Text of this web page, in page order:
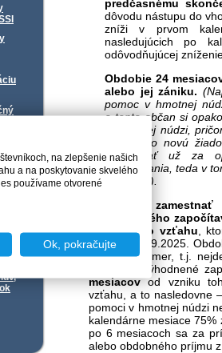
predčasnému
dôvodu nástupu do
zníži v prvom
nasledujúcich po
odôvodňujúcej
Obdobie 24
alebo jej zániku.
pomoc v hmotnej
a tento občan si
v hmotnej núdzi,
keď ide o novú
považovať už za
zamestnania, teda v
1 mesiac).
Motivácia
zvýhodneného
pracovného vzťahu ,
a to od 01.09.2025.
služobný pomer, t.j.
pomeru. Zvýhodnené
mesiacovod vzniku
vzťahu, a to nasledovne
pomoci v hmotnej núdzi
kalendárne mesiace
po 6 mesiacoch sa za
alebo obdobného príjmu
na zlepšenie našich
a na poskytovanie skvelého
používame otvorené
Ok, pokračujte